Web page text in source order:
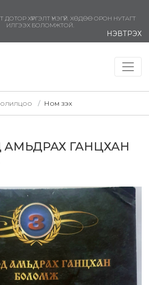
ХҮРГЭЛТ ҮНЭГҮЙ. ХӨДӨӨ ОРОН НУТАГТ
ИЛГЭЭХ БОЛОМЖТОЙ.
НЭВТРЭХ
Ном үзэх
ГАНЦХАН